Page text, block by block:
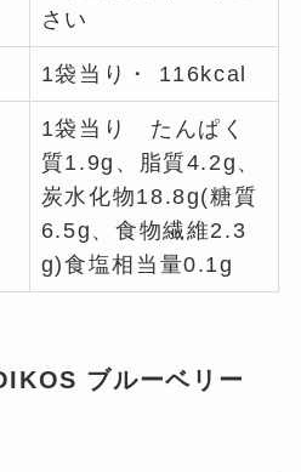
さい
1袋当り・ 116kcal
1袋当り たんぱく
質1.9g、脂質4.2g、
炭水化物18.8g(糖質
6.5g、食物繊維2.3
g)食塩相当量0.1g
ブルーベリー